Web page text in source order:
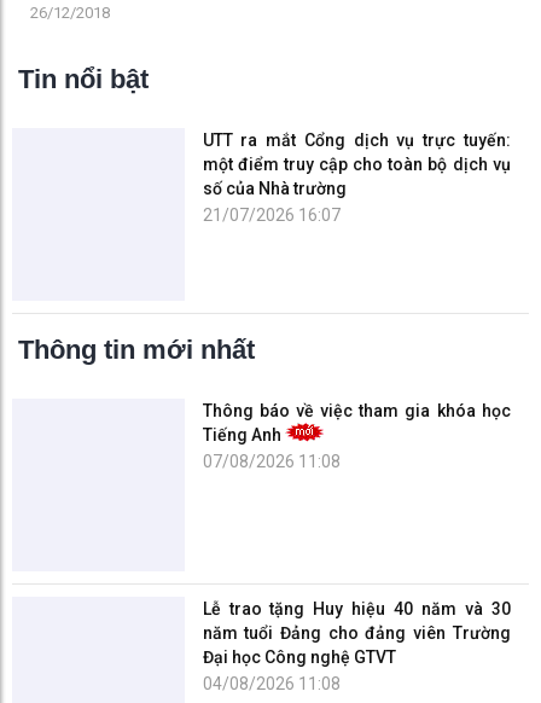
26/12/2018
Tin nổi bật
UTT ra mắt Cổng dịch vụ trực tuyến:
một điểm truy cập cho toàn bộ dịch vụ
số của Nhà trường
21/07/2026 16:07
Tiếng Anh
07/08/2026 11:08
04/08/2026 11:08
Chiến dịch Mùa hè xanh 2026: Lan tỏa
tinh thần xung kích, cống hiến của sinh